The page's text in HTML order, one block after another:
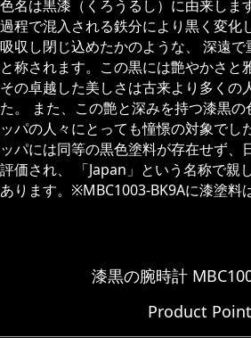
色名は黒漆（くろうるし）に由来しま
過程で混入される鉄分により黒く変化
吸収し閉じ込めたかのような、 深遠で
と称されます。この黒には艶やかさと
その卓越した美しさは古来より多くの
た。 また、この艶と深みを持つ漆黒の
ッパの人々にとっても憧憬の対象でし
ッパには同等の黒色塗料が存在せず、
評価され、 「Japan」という名称で親
あります。※MBC1003-BK9Aに漆塗料
漆黒の腕時計
Product Point